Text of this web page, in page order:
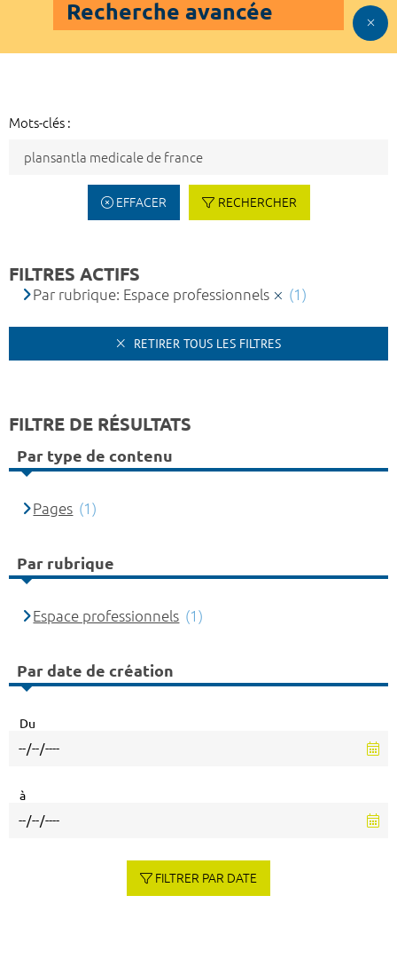
Recherche avancée
Mots-clés :
EFFACER RECHERCHER
FILTRES ACTIFS
Par rubrique: Espace professionnels (1)
RETIRER TOUS LES FILTRES
FILTRE DE RÉSULTATS
Par type de contenu
Pages (1)
Par rubrique
Espace professionnels (1)
Par date de création
Du
à
FILTRER PAR DATE